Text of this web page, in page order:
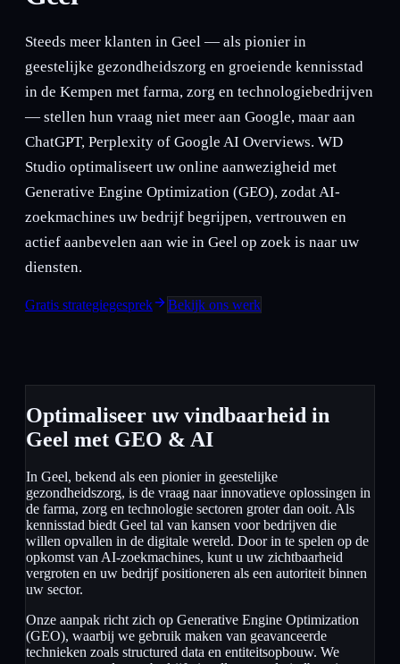
Steeds meer klanten in Geel — als pionier in
geestelijke gezondheidszorg en groeiende kennisstad
in de Kempen met farma, zorg en technologiebedrijven
— stellen hun vraag niet meer aan Google, maar aan
ChatGPT, Perplexity of Google AI Overviews. WD
Studio optimaliseert uw online aanwezigheid met
Generative Engine Optimization (GEO), zodat AI-
zoekmachines uw bedrijf begrijpen, vertrouwen en
actief aanbevelen aan wie in Geel op zoek is naar uw
diensten.
Gratis strategiegesprek Bekijk ons werk
Optimaliseer uw vindbaarheid in
Geel met GEO & AI
In Geel, bekend als een pionier in geestelijke
gezondheidszorg, is de vraag naar innovatieve oplossingen in
de farma, zorg en technologie sectoren groter dan ooit. Als
kennisstad biedt Geel tal van kansen voor bedrijven die
willen opvallen in de digitale wereld. Door in te spelen op de
opkomst van AI-zoekmachines, kunt u uw zichtbaarheid
vergroten en uw bedrijf positioneren als een autoriteit binnen
uw sector.
Onze aanpak richt zich op Generative Engine Optimization
(GEO), waarbij we gebruik maken van geavanceerde
technieken zoals structured data en entiteitsopbouw. We